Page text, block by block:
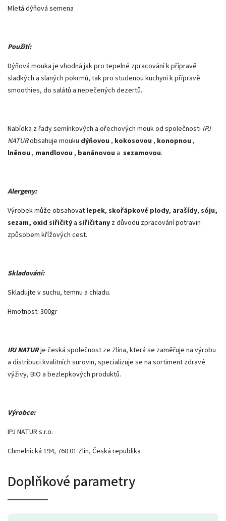
Mletá dýňová semena
Použití:
Dýňová mouka je vhodná jak pro tepelné zpracování k přípravě
sladkých a slaných pokrmů, tak pro studenou kuchyni k přípravě
smoothies, do salátů a nepečených dezertů.
Nabídka z řady semínkových a ořechových mouk od společnosti IPJ
NATURobsahuje mouku dýňovou , kokosovou , konopnou ,
lněnou , mandlovou , banánovou a sezamovou.
Alergeny:
Výrobek může obsahovat lepek, skořápkové plody, arašídy, sóju,
sezam, oxid siřičitý a siřičitany z důvodu zpracování potravin
způsobem křížových cest.
Skladování:
Skladujte v suchu, temnu a chladu.
Hmotnost: 300gr
IPJ NATURje česká společnost ze Zlína, která se zaměřuje na výrobu
a distribuci kvalitních surovin, specializuje se na sortiment zdravé
výživy, BIO a bezlepkových produktů.
Výrobce:
IPJ NATUR s.r.o.
Chmelnická 194, 760 01 Zlín, Česká republika
Doplňkové parametry